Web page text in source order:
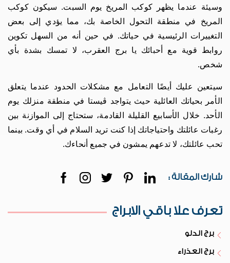
وسيئة عندما يظهر كوكب المريخ يوم السبت. سيكون كوكب
المريخ في منطقة التحول الخاصة بك، مما يؤدي إلى بعض
التغييرات الرئيسية في حياتك. في حين أنه من السهل تكوين
روابط قوية مع أحبائك يا برج العقرب، لا تمسك بشدة بأي
شخص.
سيتعين عليك أيضًا التعامل مع مشكلات الحدود عندما يتعلق
الأمر بحياتك العائلية حيث يتواجد ڤيستا في منطقة منزلك يوم
الأحد. خلال الأسابيع القليلة القادمة، ستحتاج إلى الموازنة بين
رغبات عائلتك واحتياجاتك إذا كنت تريد السلام في أي وقت. بينما
تحب عائلتك، لا تدعهم يمشون في جميع أنحاءك.
شارك المقالة :
تعرف علا باقي الابراج
برج الدلو
برج العذراء